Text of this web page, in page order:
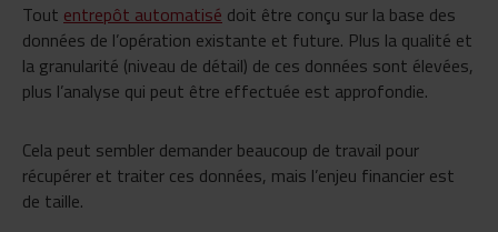
Tout entrepôt automatisé doit être conçu sur la base des
données de l’opération existante et future. Plus la qualité et
la granularité (niveau de détail) de ces données sont élevées,
plus l’analyse qui peut être effectuée est approfondie.
Cela peut sembler demander beaucoup de travail pour
récupérer et traiter ces données, mais l’enjeu financier est
de taille.